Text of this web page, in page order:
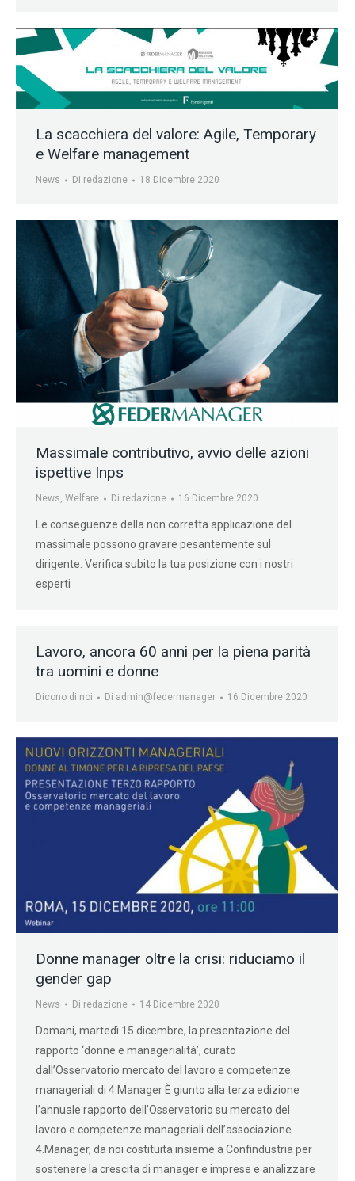
La scacchiera del valore: Agile, Temporary
e Welfare management
News Di redazione 18 Dicembre 2020
Massimale contributivo, avvio delle azioni
ispettive Inps
News, Welfare Di redazione 16 Dicembre 2020
Le conseguenze della non corretta applicazione del
massimale possono gravare pesantemente sul
dirigente. Verifica subito la tua posizione con i nostri
esperti
Lavoro, ancora 60 anni per la piena parità
tra uomini e donne
Dicono di noi Di admin@federmanager 16 Dicembre 2020
Donne manager oltre la crisi: riduciamo il
gender gap
News Di redazione 14 Dicembre 2020
Domani, martedì 15 dicembre, la presentazione del
rapporto ‘donne e managerialità’, curato
dall’Osservatorio mercato del lavoro e competenze
manageriali di 4.Manager È giunto alla terza edizione
l’annuale rapporto dell’Osservatorio su mercato del
lavoro e competenze manageriali dell’associazione
4.Manager, da noi costituita insieme a Confindustria per
sostenere la crescita di manager e imprese e analizzare